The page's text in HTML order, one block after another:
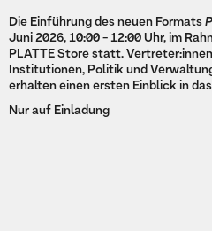
Die Einführung des neuen Formats
Juni 2026, 10:00 - 12:00 Uhr, im
PLATTE Store statt.
Institutionen, Politik und
erhalten einen ersten Einblick in
Nur auf Einladung